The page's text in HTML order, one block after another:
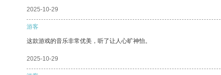
2025-10-29
游客
这款游戏的音乐非常优美，听了让人心旷神怡。
2025-10-29